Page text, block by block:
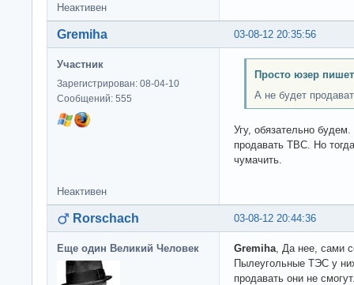
Неактивен
03-08-12 20:35:56
Gremiha
Участник
Зарегистрирован: 08-04-10
Сообщений: 555
Просто юзер
А не будет
Угу, обязательно
продавать ТВС. Но
чумачить.
Неактивен
03-08-12 20:44:36
Rorschach
Еще один Великий Человек Gremiha , Да нее, сами
Пылеугольные ТЭС у
продавать они не